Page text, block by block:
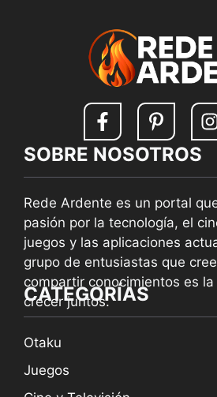
SOBRE NOSOTROS
Rede Ardente es un portal
pasión por la tecnología, el
juegos y las aplicaciones
grupo de entusiastas que
compartir conocimientos es
crecer juntos.
CATEGORÍAS
Otaku
Juegos